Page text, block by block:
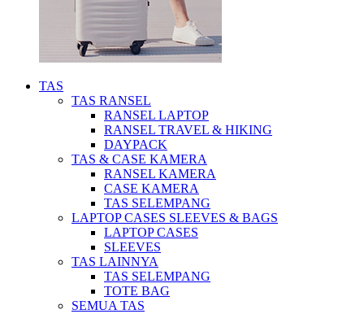
TAS
TAS RANSEL
RANSEL LAPTOP
RANSEL TRAVEL & HIKING
DAYPACK
TAS & CASE KAMERA
RANSEL KAMERA
CASE KAMERA
TAS SELEMPANG
LAPTOP CASES SLEEVES & BAGS
LAPTOP CASES
SLEEVES
TAS LAINNYA
TAS SELEMPANG
TOTE BAG
SEMUA TAS